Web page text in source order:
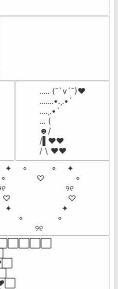
..... (¯`v´¯)♥
.......•.¸.•´
....¸.•´
... (
☻/
/▌♥♥
/ \ ♥♥
✦    ⚬         ⚬    ✦
⚬            ♡            ⚬
୨୧
♡                       ♡
✦                    ✦
⚬             ⚬
୨୧